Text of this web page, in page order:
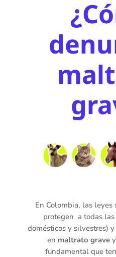
En Colombia, las
protegen a todas
domésticos y silvestres)
en maltrato grave y
fundamental que